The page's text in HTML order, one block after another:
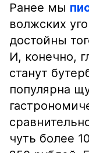
Ранее мы
волжских
достойны
И, конечно,
станут
популярна
чуть более